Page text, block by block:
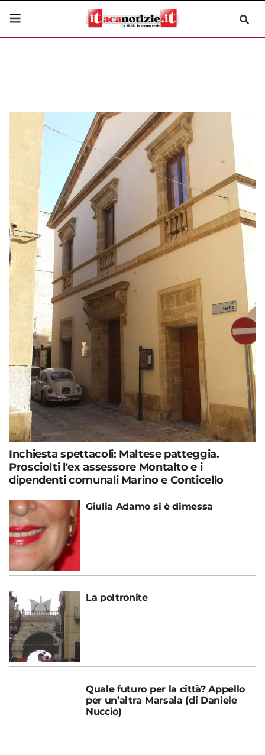
Inchiesta spettacoli: Maltese patteggia.
Prosciolti l'ex assessore Montalto e i
dipendenti comunali Marino e Conticello
Giulia Adamo si è dimessa
La poltronite
Quale futuro per la città? Appello
per un’altra Marsala (di Daniele
Nuccio)